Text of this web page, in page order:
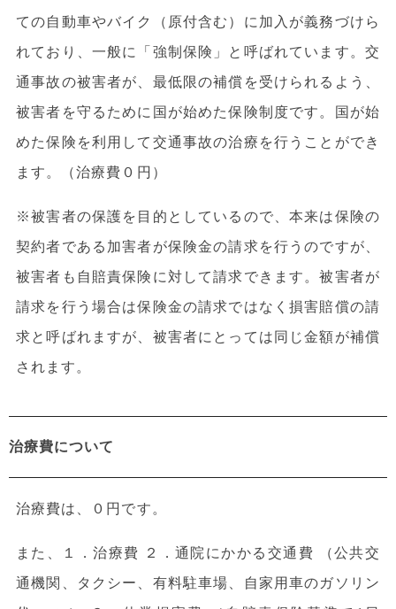
ての自動車やバイク（原付含む）に加入が義務づけら
れており、一般に「強制保険」と呼ばれています。交
通事故の被害者が、最低限の補償を受けられるよう、
被害者を守るために国が始めた保険制度です。国が始
めた保険を利用して交通事故の治療を行うことができ
ます。（治療費０円）
※被害者の保護を目的としているので、本来は保険の
契約者である加害者が保険金の請求を行うのですが、
被害者も自賠責保険に対して請求できます。被害者が
請求を行う場合は保険金の請求ではなく損害賠償の請
求と呼ばれますが、被害者にとっては同じ金額が補償
されます。
治療費について
治療費は、０円です。
また、１．治療費 ２．通院にかかる交通費 （公共交
通機関、タクシー、有料駐車場、自家用車のガソリン